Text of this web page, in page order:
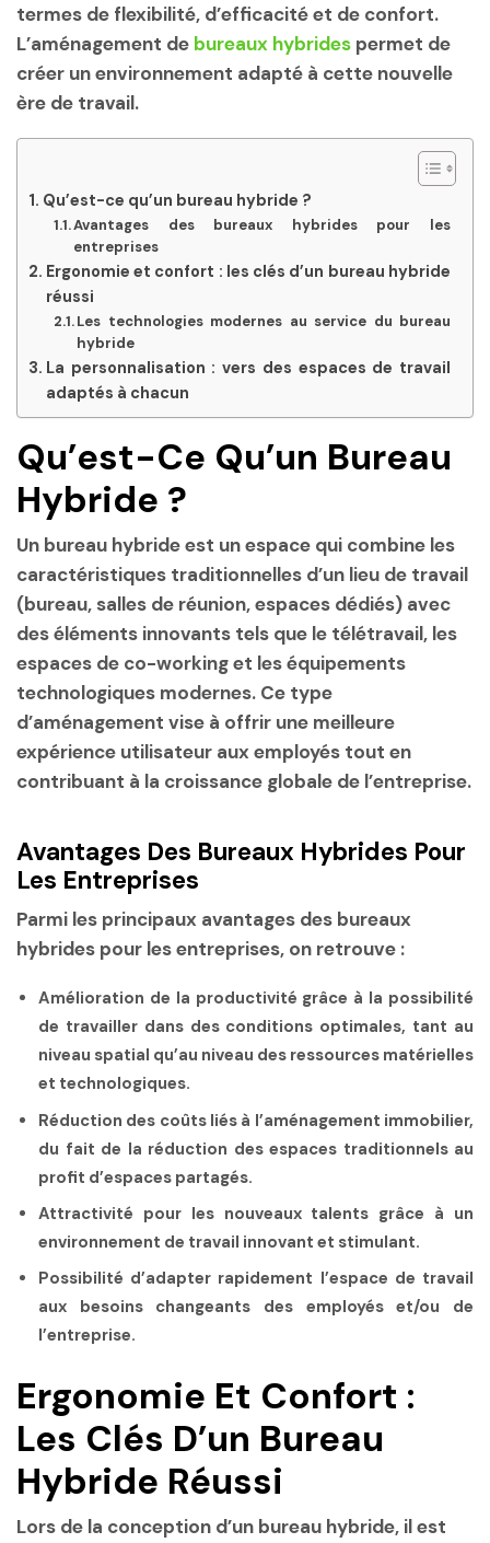
termes de flexibilité, d’efficacité et de confort.
L’aménagement de bureaux hybrides permet de
créer un environnement adapté à cette nouvelle
ère de travail.
Qu’est-ce qu’un bureau hybride ?
Avantages des bureaux hybrides pour les
entreprises
Ergonomie et confort : les clés d’un bureau hybride
réussi
Les technologies modernes au service du bureau
hybride
La personnalisation : vers des espaces de travail
adaptés à chacun
Qu’est-Ce Qu’un Bureau
Hybride ?
Un bureau hybrideest un espace qui combine les
caractéristiques traditionnelles d’un lieu de travail
(bureau, salles de réunion, espaces dédiés) avec
des éléments innovants tels que le télétravail, les
espaces de co-working et les équipements
technologiques modernes. Ce type
d’aménagement vise à offrir une meilleure
expérience utilisateur aux employés tout en
contribuant à la croissance globale de l’entreprise.
Avantages Des Bureaux Hybrides Pour
Les Entreprises
Parmi les principaux avantages des bureaux
hybrides pour les entreprises, on retrouve :
Amélioration de la productivité grâce à la possibilité
de travailler dans des conditions optimales, tant au
niveau spatial qu’au niveau des ressources matérielles
et technologiques.
Réduction des coûts liés à l’aménagement immobilier,
du fait de la réduction des espaces traditionnels au
profit d’espaces partagés.
Attractivité pour les nouveaux talents grâce à un
environnement de travail innovant et stimulant.
Possibilité d’adapter rapidement l’espace de travail
aux besoins changeants des employés et/ou de
l’entreprise.
Ergonomie Et Confort :
Les Clés D’un Bureau
Hybride Réussi
Lors de la conception d’un bureau hybride, il est